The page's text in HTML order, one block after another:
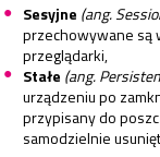
Sesyjne (ang.
przechowywane są
przeglądarki,
Stałe (ang.
urządzeniu po
przypisany do
samodzielnie